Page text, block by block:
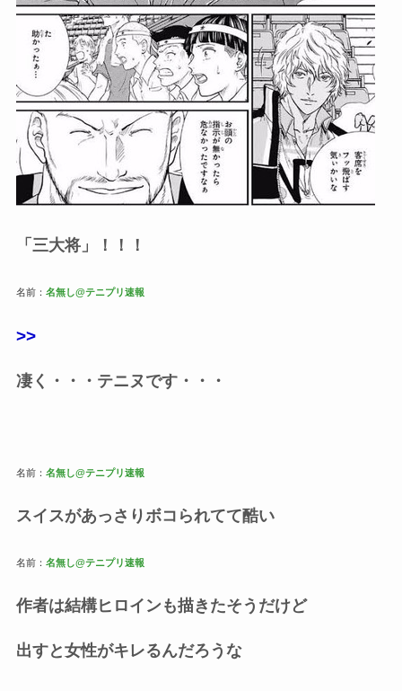
「三大将」！！！
名前： 名無し@テニプリ速報
>>
凄く・・・テニヌです・・・
名前： 名無し@テニプリ速報
スイスがあっさりボコられてて酷い
名前： 名無し@テニプリ速報
作者は結構ヒロインも描きたそうだけど
出すと女性がキレるんだろうな